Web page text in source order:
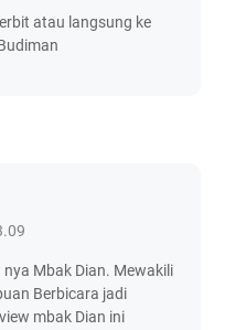
atau langsung ke
Mbak Dian. Mewakili
Berbicara jadi
mbak Dian ini